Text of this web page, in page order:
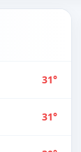
31°
31°